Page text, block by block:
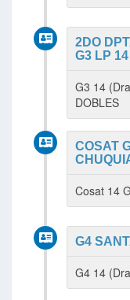
2DO
G3 LP
G3 14
DOBLES
COSAT
Cosat 14
G4
G4 14